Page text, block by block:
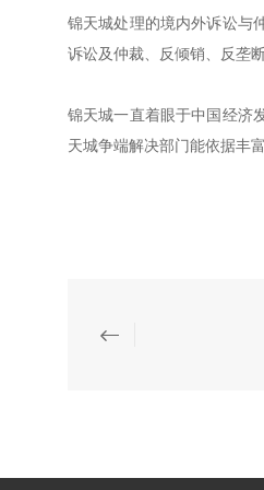
锦天城处理的境内外诉讼与
诉讼及仲裁、反倾销、反垄
锦天城一直着眼于中国经济
天城争端解决部门能依据丰